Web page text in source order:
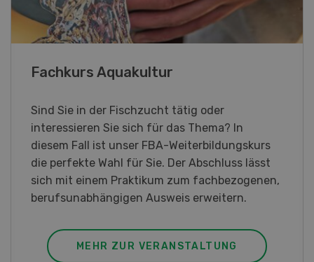
Blick hinter die Kulissen
Am Samstag, 26. und Sonntag, 27. September
2026 öffnet Rapid am Produktionsstandort
Killwangen zum Jubiläum seine Türen.
MEHR ZUR VERANSTALTUNG